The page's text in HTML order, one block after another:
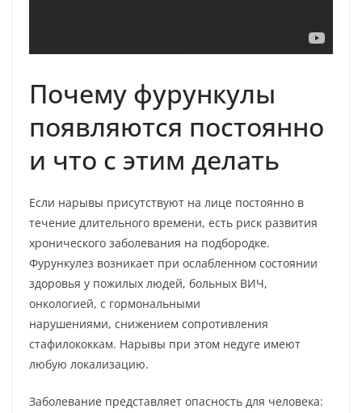
Почему фурункулы
появляются постоянно
и что с этим делать
Если нарывы присутствуют на лице постоянно в
течение длительного времени, есть риск развития
хронического заболевания на подбородке.
Фурункулез возникает при ослабленном состоянии
здоровья у пожилых людей, больных ВИЧ,
онкологией, с гормональными
нарушениями, снижением сопротивления
стафилококкам. Нарывы при этом недуге имеют
любую локализацию.
Заболевание представляет опасность для человека: